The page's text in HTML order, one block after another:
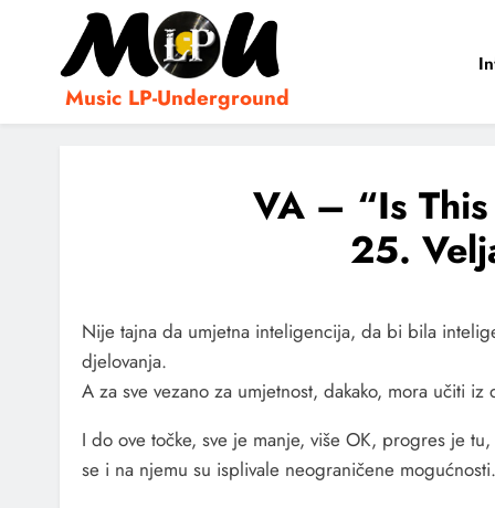
Music LP-Underground
VA – “Is
25.
Nije tajna da umjetna inteligencija, da bi bila
djelovanja.
A za sve vezano za umjetnost, dakako, mora učiti
I do ove točke, sve je manje, više OK, progres je
se i na njemu su isplivale neograničene mogućnosti.